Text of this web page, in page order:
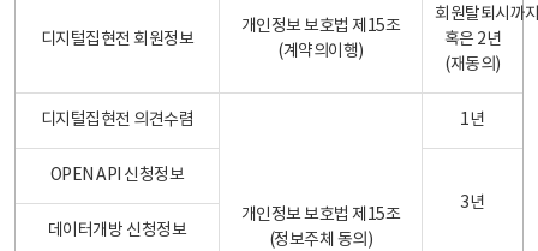
디지털집현전 회원정보
개인정보 보호법 제15조
(계약의이행)
회원탈퇴시까
혹은 2년
(재동의)
디지털집현전 의견수렴
개인정보 보호법 제15조
(정보주체 동의)
1년
OPEN API 신청정보
3년
데이터개방 신청정보